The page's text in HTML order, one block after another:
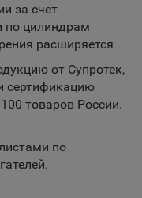
за счет
по цилиндрам
расширяется
от Супротек,
сертификацию
товаров России.
по